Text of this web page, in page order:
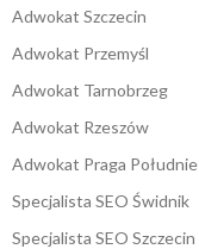
Adwokat Szczecin
Adwokat Przemyśl
Adwokat Tarnobrzeg
Adwokat Rzeszów
Adwokat Praga Południe
Specjalista SEO Świdnik
Specjalista SEO Szczecin